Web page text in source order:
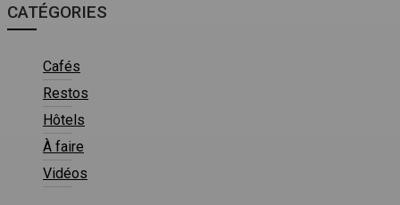
CATÉGORIES
Cafés
Restos
Hôtels
À faire
Vidéos